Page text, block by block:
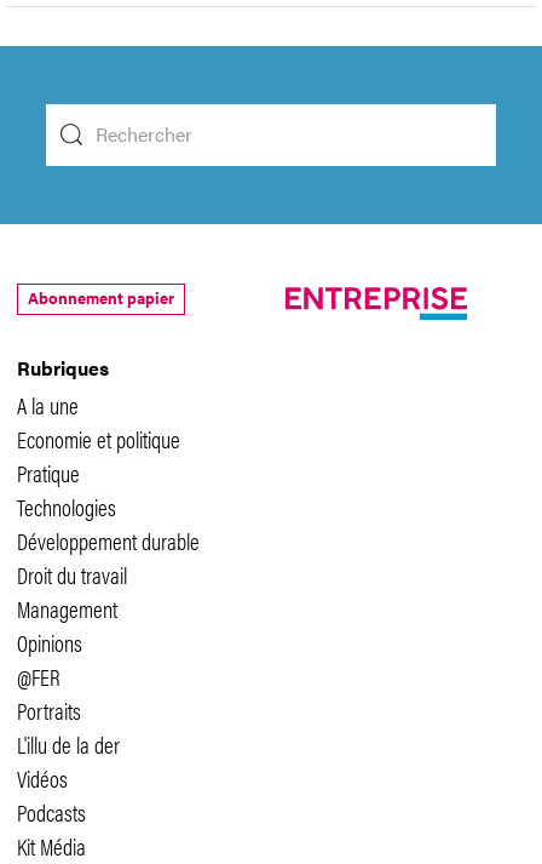
Rubriques
A la une
Economie et politique
Pratique
Technologies
Développement durable
Droit du travail
Management
Opinions
@FER
Portraits
L'illu de la der
Vidéos
Podcasts
Kit Média
Abonnement papier